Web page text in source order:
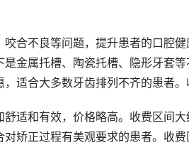
合不良等问题，提升患者的口腔
金属托槽、陶瓷托槽、隐形牙套等
适合大多数牙齿排列不齐的患者
适和有效，价格略高。收费区间
矫正过程有美观要求的患者。收